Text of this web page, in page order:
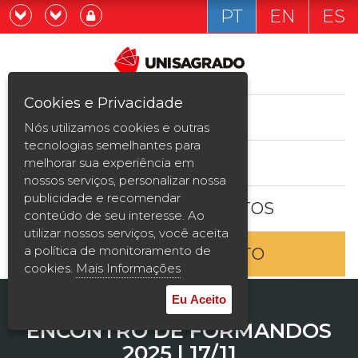
Graduação
Pós-graduação e MBA
Curta Duração
Vestibular
2ª Graduação
Transferência
Reingresso
Já sou estudande
Quero ser estudante
PT EN ES
ESTUDE AQUI
BOLSAS E DESCONTOS
ENTRE EM CONTATO
ENCONTRO DE FORMANDOS
Cookies e Privacidade
Nós utilizamos cookies e outras
tecnologias semelhantes para
melhorar sua experiência em
nossos serviços, personalizar nossa
publicidade e recomendar
conteúdo de seu interesse. Ao
utilizar nossos serviços, você aceita
a política de monitoramento de
cookies. Mais Informações
Eu Aceito